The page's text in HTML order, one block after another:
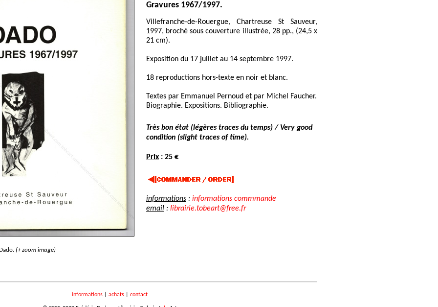
(+ zoom image)
Gravures 1967/1997.
Villefranche-de-Rouergue, Chartreuse St Sauveur,
1997, broché sous couverture illustrée, 28 pp., (24,5 x
21 cm).
Exposition du 17 juillet au 14 septembre 1997.
18 reproductions hors-texte en noir et blanc.
Textes par Emmanuel Pernoud et par Michel Faucher.
Biographie. Expositions. Bibliographie.
Très bon état (légères traces du temps) / Very good
condition (slight traces of time).
Prix : 25 €
informations : informations commmande
email : librairie.tobeart@free.fr
informations| achats| contact